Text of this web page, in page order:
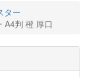
ター
A4判 橙 厚口